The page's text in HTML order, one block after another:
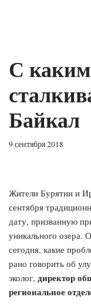
С
Байкал
9 сентября 2018
Жители Бурятии и
сентября
дату, призванную
уникального озера.
сегодня, какие
рано говорить об
эколог, директор
региональное